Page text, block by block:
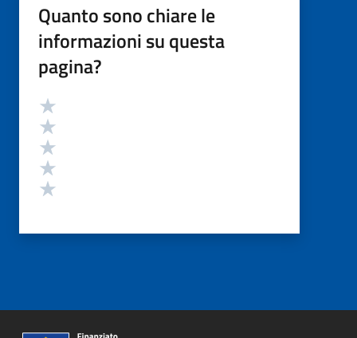
Quanto sono chiare le
informazioni su questa
pagina?
Valutazione